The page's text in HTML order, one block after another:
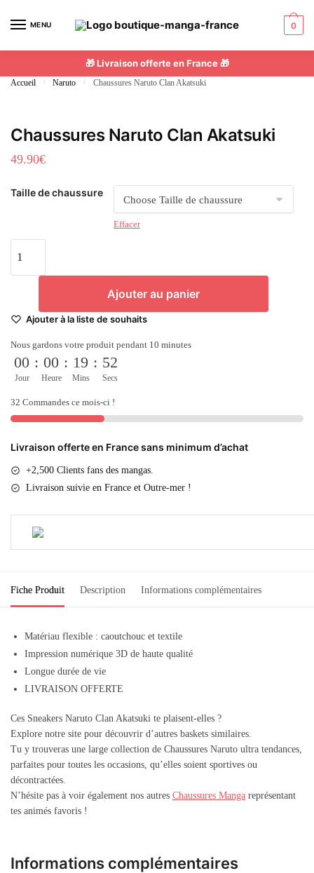
MENU 0
🎁 Livraison offerte en France 🎁
Accueil / Naruto / Chaussures Naruto Clan Akatsuki
Chaussures Naruto Clan Akatsuki
49.90€
Taille de chaussure
Effacer
de
Chaussures
Clan
Ajouter au panier
Ajouter à la liste de souhaits
Nous gardons votre produit pendant 10 minutes
00
Jour
: 00
Heure
: 19
Mins
: 51
Secs
32 Commandes ce mois-ci !
Livraison offerte en France sans minimum d’achat
+2,500 Clients fans des mangas.
Livraison suivie en France et Outre-mer !
Fiche Produit Description Informations complémentaires
Matériau flexible : caoutchouc et textile
Impression numérique 3D de haute qualité
Longue durée de vie
LIVRAISON OFFERTE
Ces Sneakers Naruto Clan Akatsuki te plaisent-elles ?
Explore notre site pour découvrir d’autres baskets similaires.
Tu y trouveras une large collection de Chaussures Naruto ultra tendances,
parfaites pour toutes les occasions, qu’elles soient sportives ou
décontractées.
N’hésite pas à voir également nos autres Chaussures Manga représentant
tes animés favoris !
Informations complémentaires